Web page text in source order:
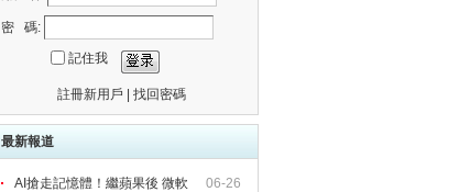
密 碼:
記住我
註冊新用戶 找回密碼
最新報道
06-26
AI搶走記憶體！繼蘋果後 微軟